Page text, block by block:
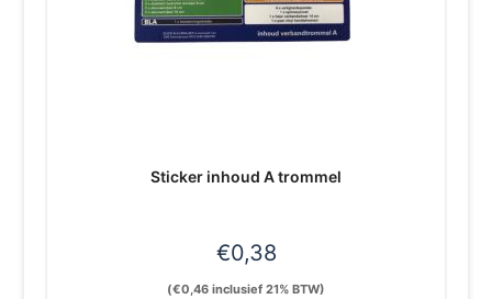
Sticker inhoud A trommel
€0,38
(€0,46 inclusief 21% BTW)